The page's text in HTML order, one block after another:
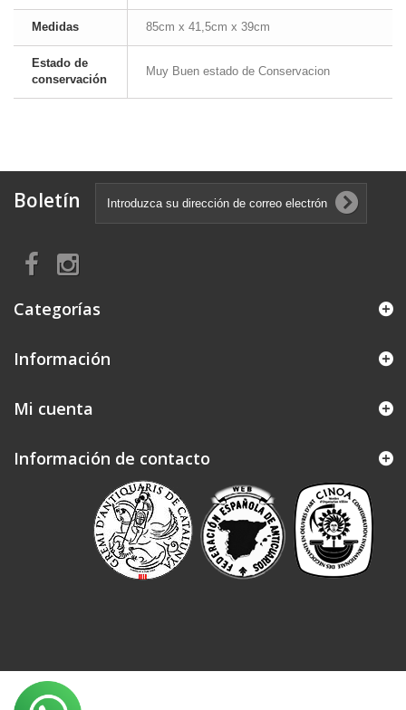
Medidas 85cm x 41,5cm x 39cm
Estado de
conservación
Muy Buen estado de Conservacion
Boletín
Categorías
Información
Mi cuenta
Información de contacto